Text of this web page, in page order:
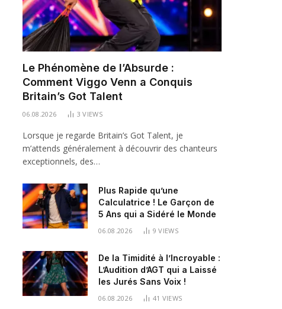
Le Phénomène de l’Absurde :
Comment Viggo Venn a Conquis
Britain’s Got Talent
06.08.2026 3VIEWS
Lorsque je regarde Britain’s Got Talent, je
m’attends généralement à découvrir des chanteurs
exceptionnels, des…
Plus Rapide qu’une
Calculatrice ! Le Garçon de
5 Ans qui a Sidéré le Monde
06.08.2026 9VIEWS
De la Timidité à l’Incroyable :
L’Audition d’AGT qui a Laissé
les Jurés Sans Voix !
06.08.2026 41 VIEWS